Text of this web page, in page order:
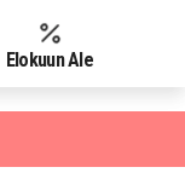
Elokuun Ale